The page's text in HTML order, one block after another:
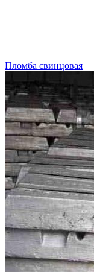
Пломба свинцовая